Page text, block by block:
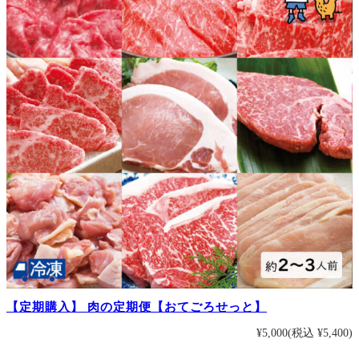
【定期購入】 肉の定期便【おてごろせっと】
¥5,000(税込 ¥5,400)